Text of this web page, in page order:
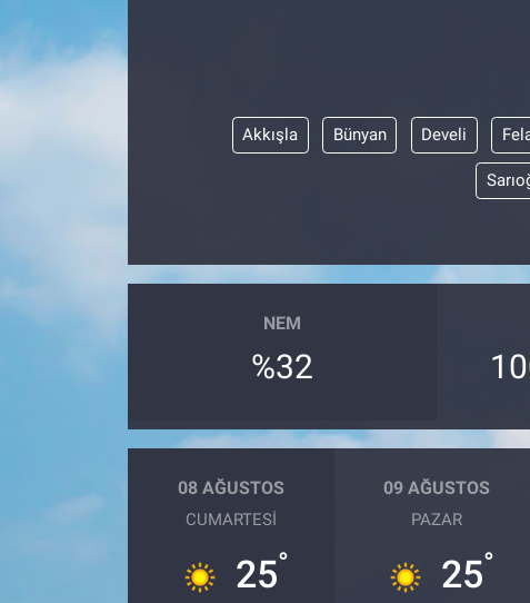
Akkışla Bünyan Develi
NEM
%32
08 AĞUSTOS
CUMARTESI
25°
09 AĞUSTOS
PAZAR
25°
SAĞLIK
MAGAZİN